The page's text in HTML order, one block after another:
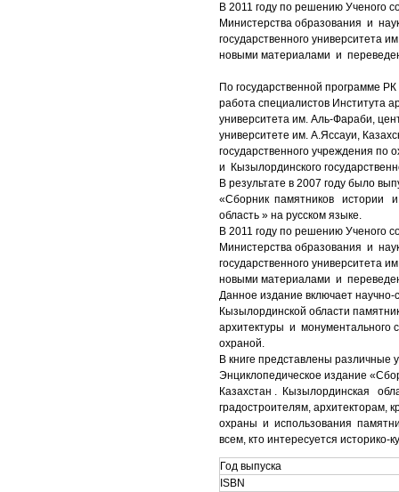
В 2011 году по решению Ученого
Министерства образования и
государственного университета
новыми материалами и
По государственной программе
работа специалистов Института
университета им. Аль-Фараби,
университете им. А.Яссауи,
государственного учреждения
и Кызылординского
В результате в 2007 году было
«Сборник памятников истории
область » на русском языке.
В 2011 году по решению Ученого
Министерства образования и
государственного университета
новыми материалами и
Данное издание включает
Кызылординской области
архитектуры и монументального
охраной.
В книге представлены
Энциклопедическое издание
Казахстан . Кызылординская
градостроителям, архитекторам,
охраны и использования
всем, кто интересуется историко-
Год выпуска
ISBN